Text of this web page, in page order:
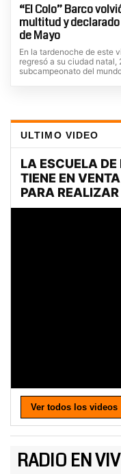
“El Colo” Barco
multitud y
de Mayo
En la tardenoche de este
regresó a su ciudad natal,
subcampeonato del
ULTIMO VIDEO
Ver todos los videos
RADIO EN